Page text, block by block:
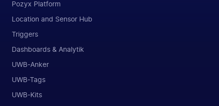
Pozyx Platform
Location and Sensor Hub
Triggers
Dashboards & Analytik
UWB-Anker
UWB-Tags
UWB-Kits